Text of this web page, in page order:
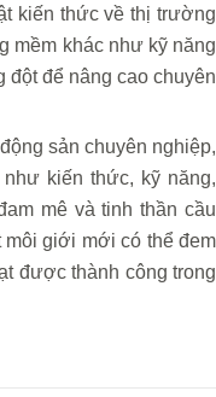
kiến thức về thị trường
mềm khác như kỹ năng
đột để nâng cao chuyên
sản chuyên nghiệp,
kiến thức, kỹ năng,
mê và tinh thần cầu
môi giới mới có thể đem
được thành công trong